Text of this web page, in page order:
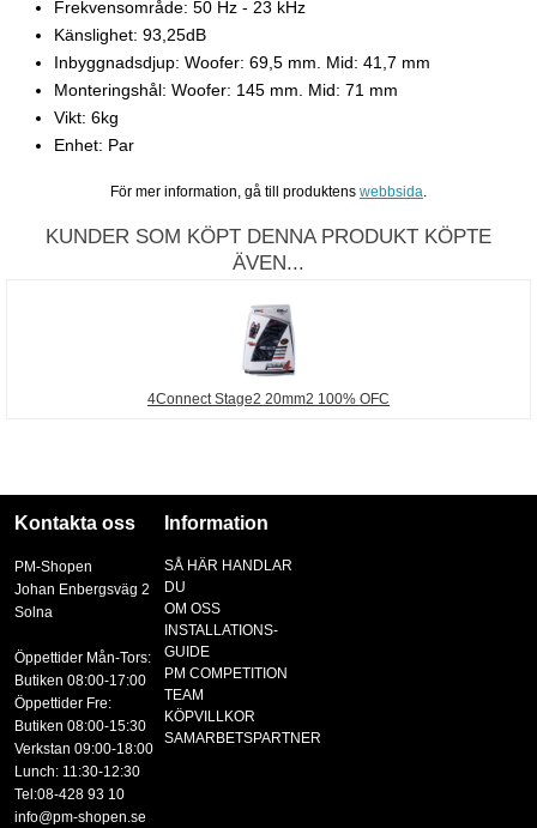
Frekvensområde: 50 Hz - 23 kHz
Känslighet: 93,25dB
Inbyggnadsdjup: Woofer: 69,5 mm. Mid: 41,7 mm
Monteringshål: Woofer: 145 mm. Mid: 71 mm
Vikt: 6kg
Enhet: Par
För mer information, gå till produktens webbsida
KUNDER SOM KÖPT DENNA PRODUKT KÖPTE
ÄVEN...
4Connect Stage2 20mm2 100% OFC
Kontakta oss
PM-Shopen
Johan Enbergsväg 2
Solna
Öppettider Mån-Tors:
Butiken 08:00-17:00
Öppettider Fre:
Butiken 08:00-15:30
Verkstan 09:00-18:00
Lunch: 11:30-12:30
Tel:08-428 93 10
info@pm-shopen.se
Information
SÅ HÄR HANDLAR
DU
OM OSS
INSTALLATIONS-
GUIDE
PM COMPETITION
TEAM
KÖPVILLKOR
SAMARBETSPARTNER